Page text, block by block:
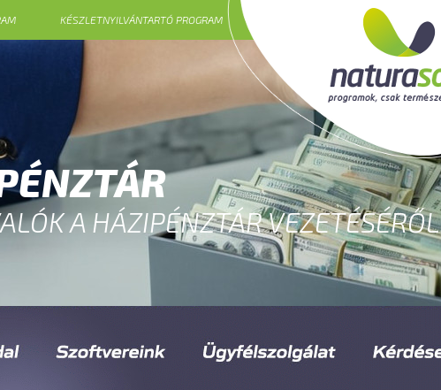
KÉSZLETNYILVÁNTARTÓ PROGRAM
A HÁZIPÉNZTÁR VEZETÉSÉRŐL